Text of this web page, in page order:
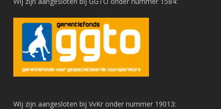
Wij zijn aangesloten bij VvKr onder nummer 19013: